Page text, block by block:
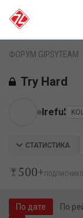
ФОРУМ GIPSYTEAM
Try Hard
Ireful
СТАТИСТИКА
500+
По дате По